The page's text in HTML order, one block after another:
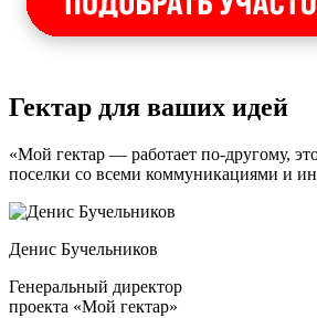
Гектар для ваших идей
«Мой гектар — работает по-другому,
поселки со всеми коммуникациями и
Денис Бучельников
Генеральный директор
проекта «Мой гектар»